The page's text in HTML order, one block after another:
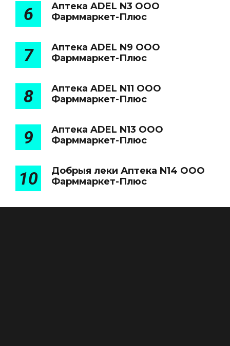
6
Аптека ADEL N3 ООО
Фарммаркет-Плюс
7
Аптека ADEL N9 ООО
Фарммаркет-Плюс
8
Аптека ADEL N11 ООО
Фарммаркет-Плюс
9
Аптека ADEL N13 ООО
Фарммаркет-Плюс
10
Добрыя леки Аптека N14 ООО
Фарммаркет-Плюс